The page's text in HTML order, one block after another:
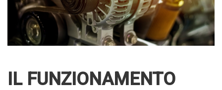
IL FUNZIONAMENTO